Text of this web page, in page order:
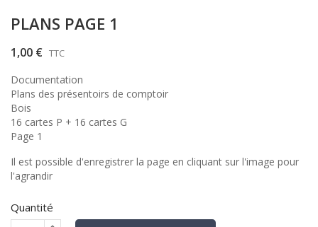
PLANS PAGE 1
1,00 € TTC
Documentation
Plans des présentoirs de comptoir
Bois
16 cartes P + 16 cartes G
Page 1
Il est possible d'enregistrer la page en cliquant sur l'image pour
l'agrandir
Quantité